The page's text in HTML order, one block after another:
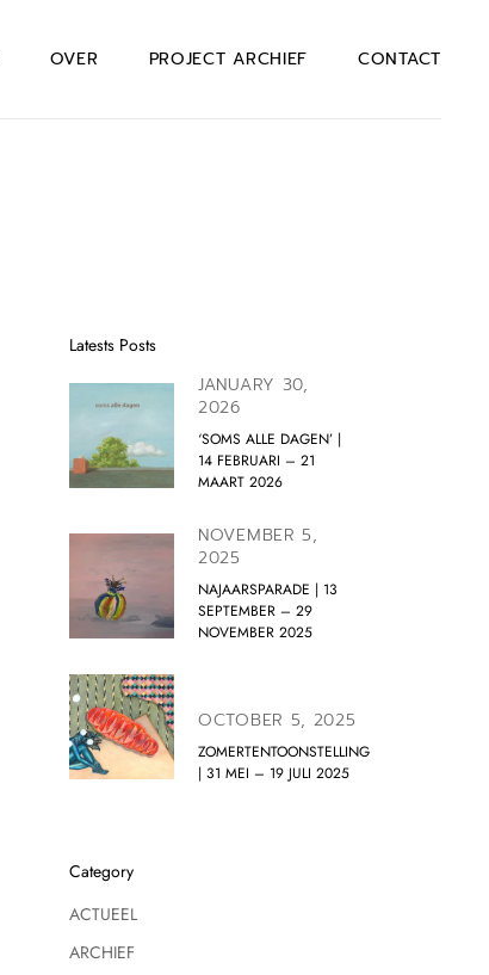
OVER PROJECT ARCHIEF CONTACT
Latests Posts
JANUARY 30,
2026
‘SOMS ALLE DAGEN’ |
14 FEBRUARI – 21
MAART 2026
NOVEMBER 5,
2025
NAJAARSPARADE | 13
SEPTEMBER – 29
NOVEMBER 2025
OCTOBER 5, 2025
ZOMERTENTOONSTELLING
| 31 MEI – 19 JULI 2025
Category
ACTUEEL
ARCHIEF